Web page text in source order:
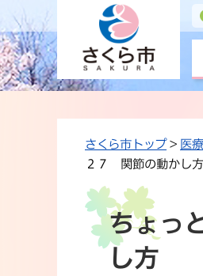
さくら市トップ> 医
２７ 関節の動かし方
ちょっ
し方